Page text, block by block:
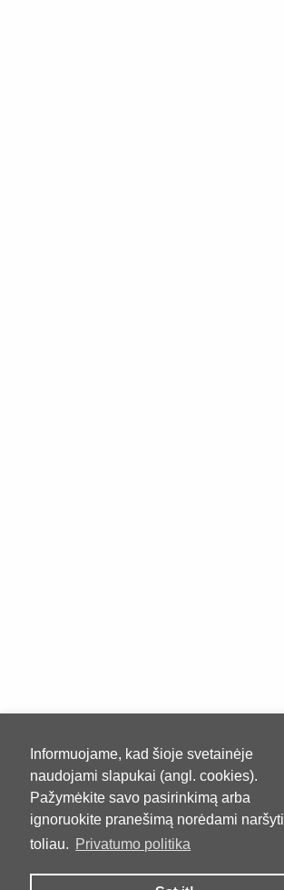
Informuojame, kad šioje svetainėje
naudojami slapukai (angl. cookies).
Pažymėkite savo pasirinkimą arba
ignoruokite pranešimą norėdami naršyti
toliau. Privatumo politika